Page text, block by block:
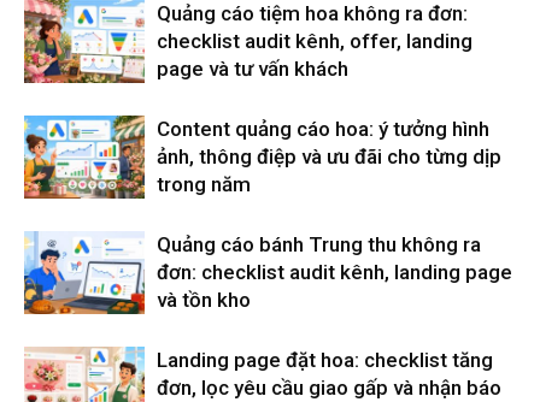
Quảng cáo tiệm hoa không ra đơn:
checklist audit kênh, offer, landing
page và tư vấn khách
Content quảng cáo hoa: ý tưởng hình
ảnh, thông điệp và ưu đãi cho từng dịp
trong năm
Quảng cáo bánh Trung thu không ra
đơn: checklist audit kênh, landing page
và tồn kho
Landing page đặt hoa: checklist tăng
đơn, lọc yêu cầu giao gấp và nhận báo